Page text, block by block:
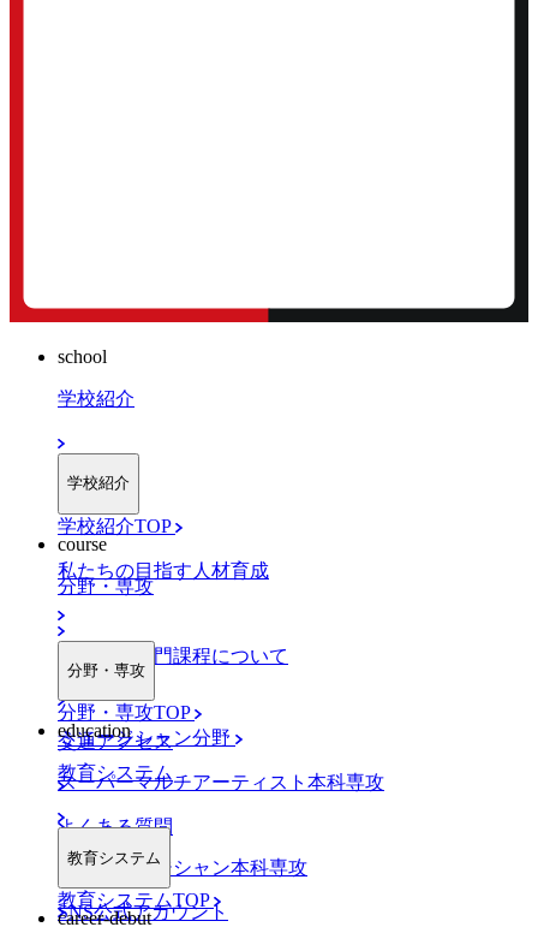
school
学校紹介
学校紹介
学校紹介TOP
私たちの目指す人材育成
職業実践専門課程について
交通アクセス
よくある質問
SNS公式アカウント
course
分野・専攻
分野・専攻
分野・専攻TOP
ミュージシャン分野
スーパーマルチアーティスト本科専攻
プロミュージシャン本科専攻
education
教育システム
教育システム
教育システムTOP
career-debut